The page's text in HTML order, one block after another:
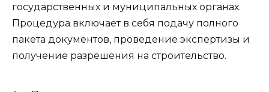
государственных и муниципальных органах.
Процедура включает в себя подачу полного
пакета документов, проведение экспертизы и
получение разрешения на строительство.